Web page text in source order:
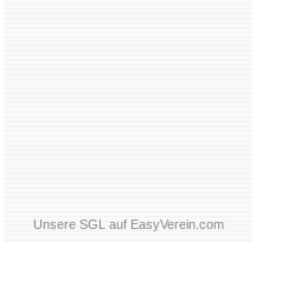
Unsere SGL auf EasyVerein.com